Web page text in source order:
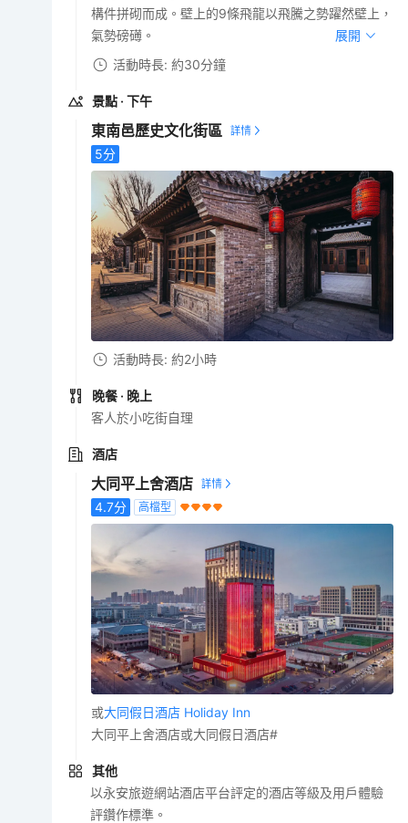
構件拼砌而成。壁上的9條飛龍以飛騰之勢躍然壁上，
氣勢磅礡。
展開
活動時長: 約30分鐘
景點 · 下午
東南邑歷史文化街區
5分
活動時長: 約2小時
晚餐 · 晚上
客人於小吃街自理
酒店
大同平上舍酒店
4.7分 高檔型
或大同假日酒店 Holiday Inn
大同平上舍酒店或大同假日酒店#
其他
以永安旅遊網站酒店平台評定的酒店等級及用戶體驗
評鑽作標準。